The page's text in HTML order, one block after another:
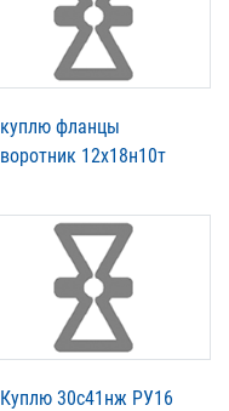
куплю фланцы
воротник 12х18н10т
Куплю 30с41нж РУ16